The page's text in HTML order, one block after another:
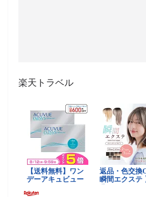
楽天トラベル